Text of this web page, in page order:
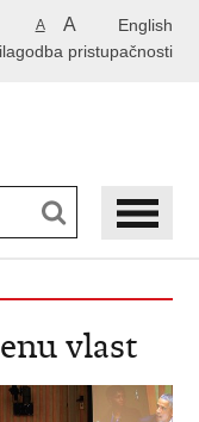
English
A A
pristupačnosti
vlast